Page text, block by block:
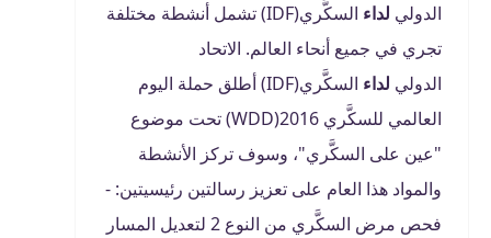
الدولي لداء
السكَّري(IDF) تشمل أنشطة مختلفة
تجري في جميع أنحاء العالم. الاتحاد
الدولي لداء
السكَّري(IDF) أطلق حملة اليوم
العالمي للسكَّري 2016(WDD) تحت موضوع
"عين على السكَّري"، وسوف تركز الأنشطة
والمواد هذا العام على تعزيز رسالتين رئيسيتين: -
فحص مرض السكَّري من النوع 2 لتعديل المسار